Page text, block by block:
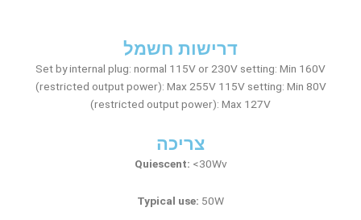
דרישות חשמל
Set by internal plug: normal 115V or 230V setting: Min 160V
(restricted output power): Max 255V 115V setting: Min 80V
(restricted output power): Max 127V
צריכה
Quiescent: <30Wv
Typical use: 50W